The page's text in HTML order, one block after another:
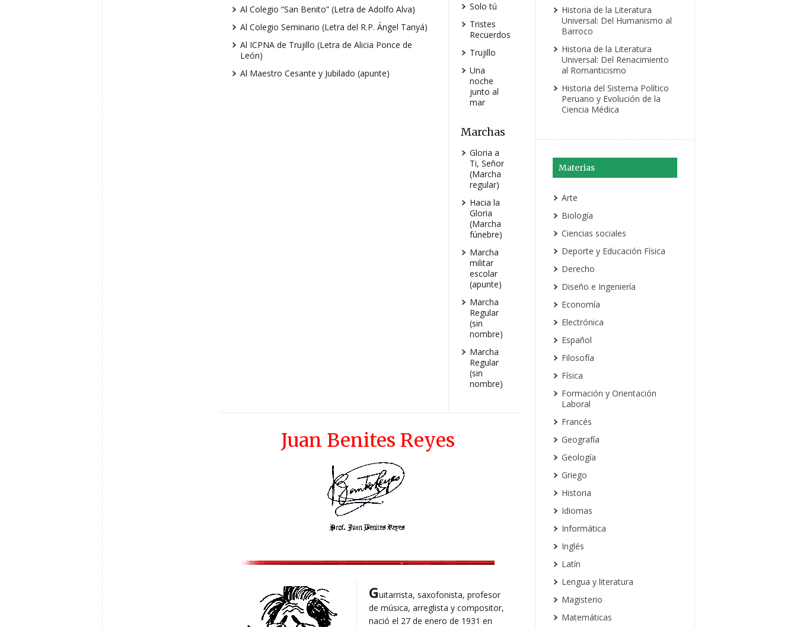
Al Colegio “San Benito” (Letra de Adolfo Alva)
Al Colegio Seminario (Letra del R.P. Ángel Tanyá)
Al ICPNA de Trujillo (Letra de Alicia Ponce de
León)
Al Maestro Cesante y Jubilado (apunte)
Solo tú
Tristes
Recuerdos
Trujillo
Una
noche
junto al
mar
Marchas
Gloria a
Ti, Señor
(Marcha
regular)
Hacia la
Gloria
(Marcha
fúnebre)
Marcha
militar
escolar
(apunte)
Marcha
Regular
(sin
nombre)
Marcha
Regular
(sin
nombre)
Juan Benites Reyes
Guitarrista, saxofonista, profesor
de música, arreglista y compositor,
nació el 27 de enero de 1931 en
Historia de la Literatura
Universal: Del Humanismo al
Barroco
Historia de la Literatura
Universal: Del Renacimiento
al Romanticismo
Historia del Sistema Político
Peruano y Evolución de la
Ciencia Médica
Materias
Arte
Biología
Ciencias sociales
Deporte y Educación Física
Derecho
Diseño e Ingeniería
Economía
Electrónica
Español
Filosofía
Física
Formación y Orientación
Laboral
Francés
Geografía
Geología
Griego
Historia
Idiomas
Informática
Inglés
Latín
Lengua y literatura
Magisterio
Matemáticas